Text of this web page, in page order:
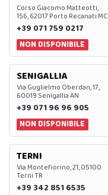
Corso Giacomo Matteotti,
156, 62017 Porto Recanati MC
+39 071 759 0217
NON DISPONIBILE
SENIGALLIA
Via Guglielmo Oberdan, 17,
60019 Senigallia AN
+39 071 96 96 905
NON DISPONIBILE
TERNI
Via Montefiorino, 21, 05100
Terni TR
+39 342 851 6535